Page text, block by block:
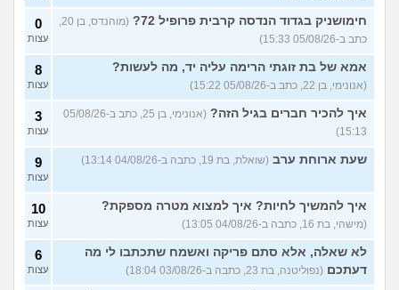
צלוליט בגיל הנעורים, מה
לעשות? (אנונימית, בת 16)
2
עצות
(מעיין, בן 14) 5
עצות
עוד שאלות חדשות במדור
חימושניק בגדוד הנדסה קרבית פרופיל 72?
(מוהנדס, בן 20,
כתב ב-05/08/26 15:33)
0
עצות
אמא של בת זוגתי הרימה עליה יד, מה לעשות?
(אנונימי, בן 22, כתב ב-05/08/26 15:22)
8
עצות
איך להכיר חברים בגיל הזה?
(אנונימי, בן 25, כתב ב-05/08/26
15:13)
3
עצות
שעת ארוחת ערב (שואלת, בת 19, כתבה ב-04/08/26 13:14) 9
עצות
איך להמשיך לחיות? איך למצוא מטרה מספקת?
(מישהי, בת 16, כתבה ב-04/08/26 13:05)
10
עצות
לא שאלה, אלא סתם פריקה ואשמח שתכתבו לי מה
דעתכם (נפוליטנה, בת 23, כתבה ב-03/08/26 18:04)
6
עצות